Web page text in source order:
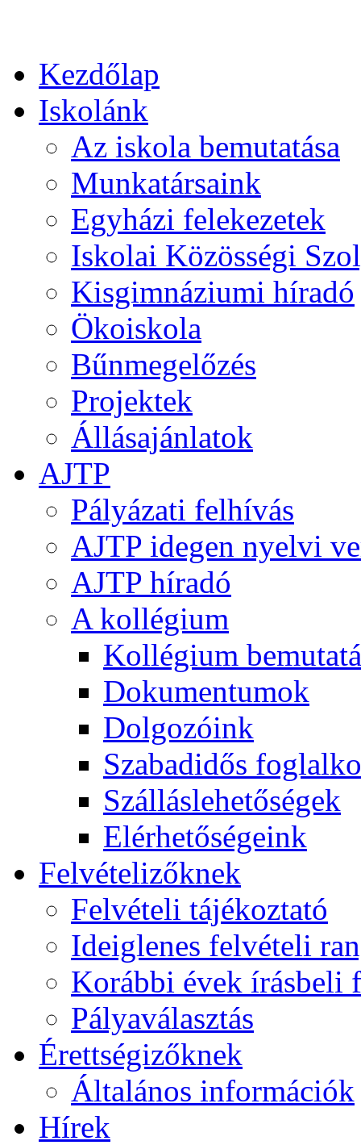
Kezdőlap
Iskolánk
Az iskola bemutatása
Munkatársaink
Egyházi felekezetek
Iskolai Közösségi
Kisgimnáziumi híradó
Ökoiskola
Bűnmegelőzés
Projektek
Állásajánlatok
AJTP
Pályázati felhívás
AJTP idegen nyelvi
AJTP híradó
A kollégium
Kollégium
Dokumentumok
Dolgozóink
Szabadidős
Szálláslehetőségek
Elérhetőségeink
Felvételizőknek
Felvételi tájékoztató
Ideiglenes felvételi
Korábbi évek írásbeli
Pályaválasztás
Érettségizőknek
Általános információk
Hírek